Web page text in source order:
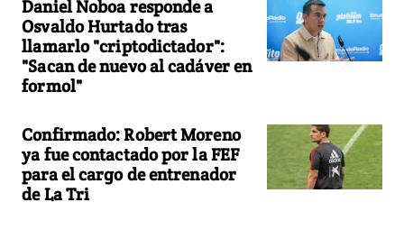
Daniel Noboa responde a
Osvaldo Hurtado tras
llamarlo "criptodictador":
"Sacan de nuevo al cadáver en
formol"
Confirmado: Robert Moreno
ya fue contactado por la FEF
para el cargo de entrenador
de La Tri